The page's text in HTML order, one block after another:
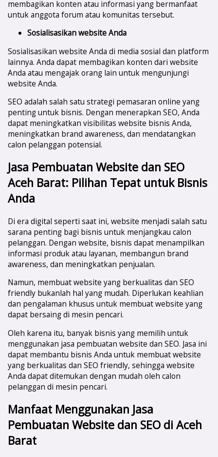
membagikan konten atau informasi yang bermanfaat
untuk anggota forum atau komunitas tersebut.
Sosialisasikan website Anda
Sosialisasikan website Anda di media sosial dan platform
lainnya. Anda dapat membagikan konten dari website
Anda atau mengajak orang lain untuk mengunjungi
website Anda.
SEO adalah salah satu strategi pemasaran online yang
penting untuk bisnis. Dengan menerapkan SEO, Anda
dapat meningkatkan visibilitas website bisnis Anda,
meningkatkan brand awareness, dan mendatangkan
calon pelanggan potensial.
Jasa Pembuatan Website dan SEO
Aceh Barat: Pilihan Tepat untuk Bisnis
Anda
Di era digital seperti saat ini, website menjadi salah satu
sarana penting bagi bisnis untuk menjangkau calon
pelanggan. Dengan website, bisnis dapat menampilkan
informasi produk atau layanan, membangun brand
awareness, dan meningkatkan penjualan.
Namun, membuat website yang berkualitas dan SEO
friendly bukanlah hal yang mudah. Diperlukan keahlian
dan pengalaman khusus untuk membuat website yang
dapat bersaing di mesin pencari.
Oleh karena itu, banyak bisnis yang memilih untuk
menggunakan jasa pembuatan website dan SEO. Jasa ini
dapat membantu bisnis Anda untuk membuat website
yang berkualitas dan SEO friendly, sehingga website
Anda dapat ditemukan dengan mudah oleh calon
pelanggan di mesin pencari.
Manfaat Menggunakan Jasa
Pembuatan Website dan SEO diAceh
Barat